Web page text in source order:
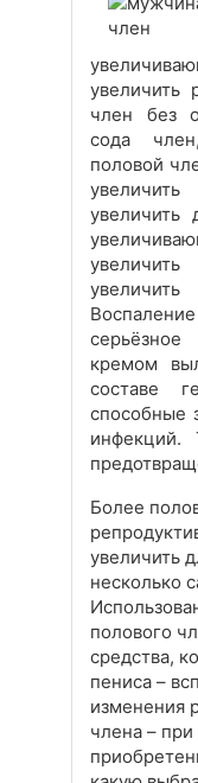
увеличить
член без
сода
половой
увеличить
кремом
составе
способные
Более
увеличить
несколько
полового
средства,
пениса –
изменения
члена –